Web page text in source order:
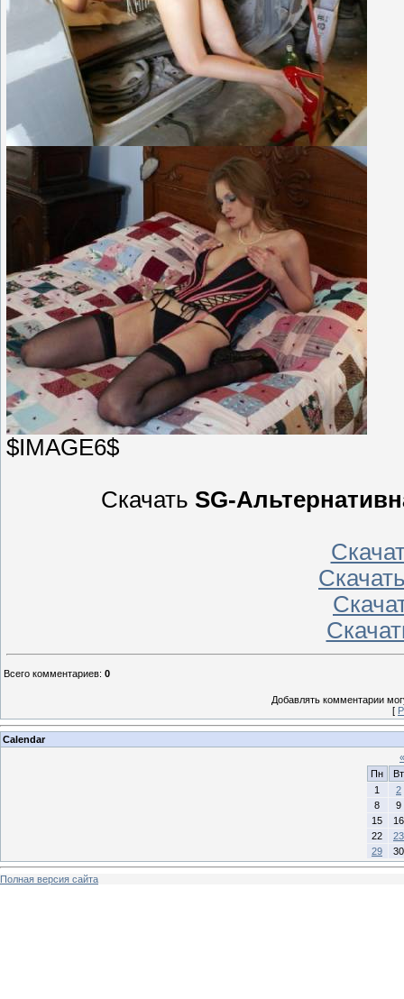
$IMAGE6$
Скачать SG-
Всего комментариев: 0
Добавлять комментарии
[
Calendar
«
Пн
Вт
1
2
8
9
15
16
22
23
29
30
Полная версия сайта